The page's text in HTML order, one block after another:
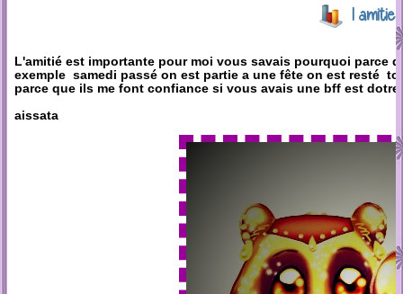
l amitie
L'amitié est importante pour moi vous savais pourquoi parce
exemple samedi passé on est partie a une fête on est resté
parce que ils me font confiance si vous avais une bff est
aissata